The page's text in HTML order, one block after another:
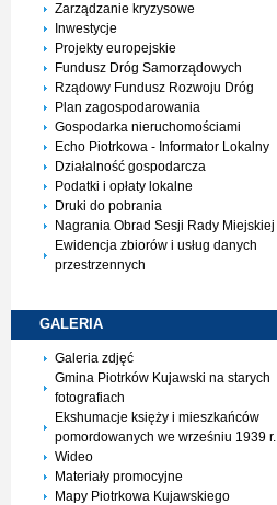
Zarządzanie kryzysowe
Inwestycje
Projekty europejskie
Fundusz Dróg Samorządowych
Rządowy Fundusz Rozwoju Dróg
Plan zagospodarowania
Gospodarka nieruchomościami
Echo Piotrkowa - Informator Lokalny
Działalność gospodarcza
Podatki i opłaty lokalne
Druki do pobrania
Nagrania Obrad Sesji Rady Miejskiej
Ewidencja zbiorów i usług danych
przestrzennych
GALERIA
Galeria zdjęć
Gmina Piotrków Kujawski na starych
fotografiach
Ekshumacje księży i mieszkańców
pomordowanych we wrześniu 1939 r.
Wideo
Materiały promocyjne
Mapy Piotrkowa Kujawskiego